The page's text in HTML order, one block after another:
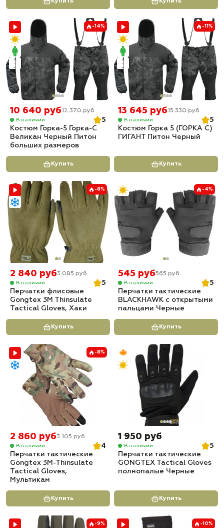
-14%
10 640 руб12 370 руб
В наличии
5
Костюм Горка-5 Горка-С
Великан Черный Питон
больших размеров
Купить
-11%
13 645 руб15 330 руб
В наличии
5
Костюм Горка 5 (ГОРКА С)
ГИГАНТ Питон Черный
Купить
-8%
2 840 руб3 085 руб
В наличии
5
Перчатки флисовые
Gongtex 3M Thinsulate
Tactical Gloves, Хаки
Купить
-4%
545 руб565 руб
В наличии
5
Перчатки тактические
BLACKHAWK с открытыми
пальцами Черные
Купить
-8%
2 860 руб3 105 руб
В наличии
4
Перчатки тактические
Gongtex 3M-Thinsulate
Tactical Gloves,
Мультикам
Купить
1 950 руб
В наличии
5
Перчатки тактические
GONGTEX Tactical Gloves
полнопалые Черные
Купить
-9% -10%